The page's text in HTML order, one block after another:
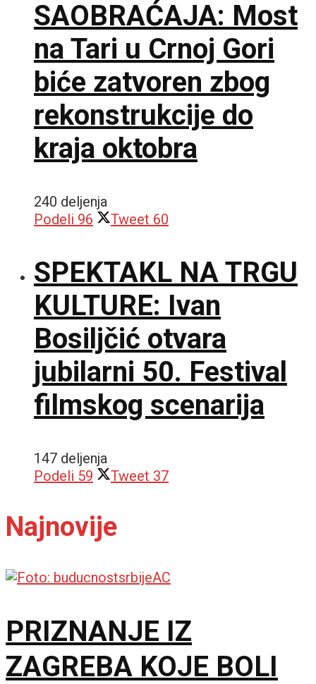
SAOBRAĆAJA: Most
na Tari u Crnoj Gori
biće zatvoren zbog
rekonstrukcije do
kraja oktobra
240 deljenja
Podeli 96 Tweet 60
SPEKTAKL NA TRGU
KULTURE: Ivan
Bosiljčić otvara
jubilarni 50. Festival
filmskog scenarija
147 deljenja
Podeli 59 Tweet 37
Najnovije
PRIZNANJE IZ
ZAGREBA KOJE BOLI